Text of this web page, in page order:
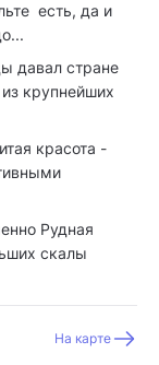
есть, да и
давал стране
крупнейших
красота -
Рудная
скалы
На карте